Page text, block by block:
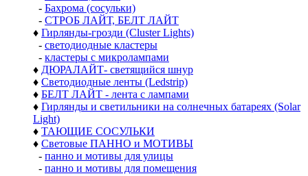
- Бахрома (сосульки)
- СТРОБ ЛАЙТ, БЕЛТ ЛАЙТ
♦ Гирлянды-грозди (Cluster Lights)
- светодиодные кластеры
- кластеры с микролампами
♦ ДЮРАЛАЙТ- светящийся шнур
♦ Светодиодные ленты (Ledstrip)
♦ БЕЛТ ЛАЙТ - лента с лампами
♦ Гирлянды и светильники на солнечных батареях (Solar
Light)
♦ ТАЮЩИЕ СОСУЛЬКИ
♦ Световые ПАННО и МОТИВЫ
- панно и мотивы для улицы
- панно и мотивы для помещения